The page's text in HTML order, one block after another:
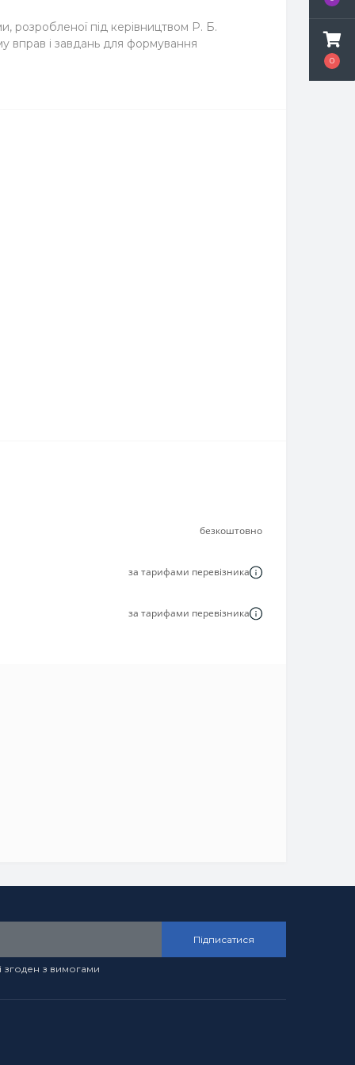
0
розробленої під керівництвом Р. Б.
вправ і завдань для формування
безкоштовно
за тарифами перевізника
за тарифами перевізника
Підписатися
згоден з вимогами